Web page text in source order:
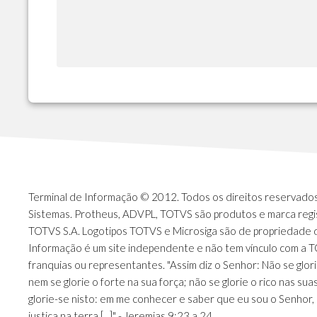
Terminal de Informação © 2012. Todos os direitos
Sistemas. Protheus, ADVPL, TOTVS são produtos e marca
TOTVS S.A. Logotipos TOTVS e Microsiga são de propriedade
Informação é um site independente e não tem vínculo com a
franquias ou representantes. "Assim diz o Senhor: Não se
nem se glorie o forte na sua força; não se glorie o rico nas
glorie-se nisto: em me conhecer e saber que eu sou o